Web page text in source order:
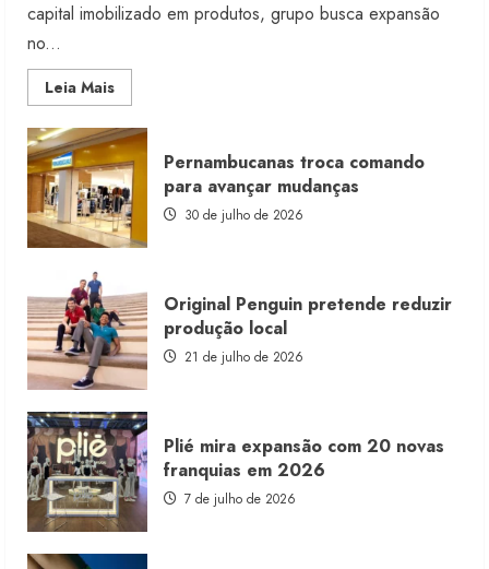
capital imobilizado em produtos, grupo busca expansão
no...
Leia MaisRead
more
Morena
Rosa
lança
franquia
com
estoque
consignado
Pernambucanas troca comando
para avançar mudanças
30 de julho de 2026
Original Penguin pretende reduzir
produção local
21 de julho de 2026
Plié mira expansão com 20 novas
franquias em 2026
7 de julho de 2026